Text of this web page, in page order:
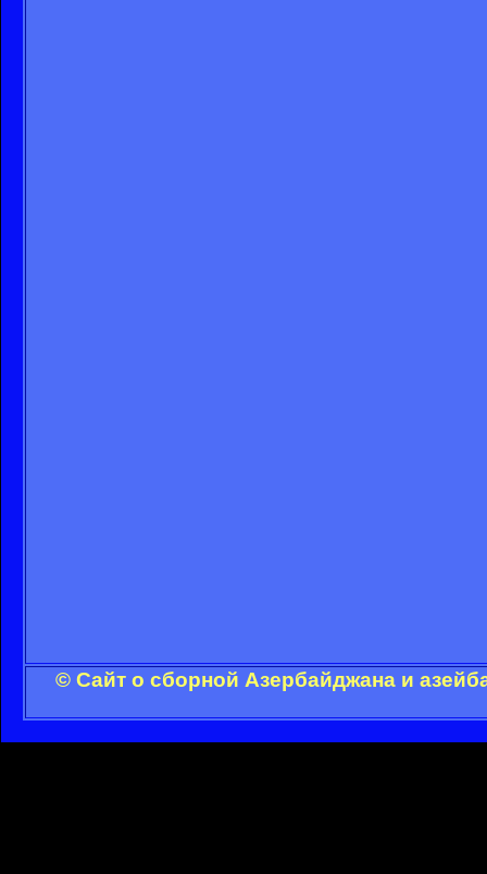
© Сайт о сборной Азербайджана и